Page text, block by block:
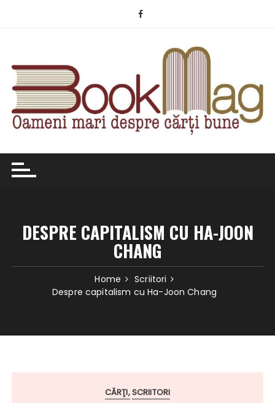
DESPRE CAPITALISM CU HA-JOON
CHANG
Home
Scriitori
Despre capitalism cu Ha-Joon Chang
CĂRŢI SCRIITORI